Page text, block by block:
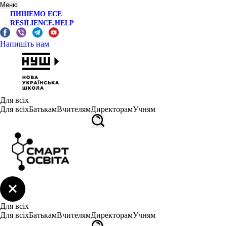
Меню
ПИШЕМО ЕСЕ
RESILIENCE.HELP
Напишіть нам
Для всіх
Для всіхБатькамВчителямДиректорамУчням
Для всіх
Для всіхБатькамВчителямДиректорамУчням